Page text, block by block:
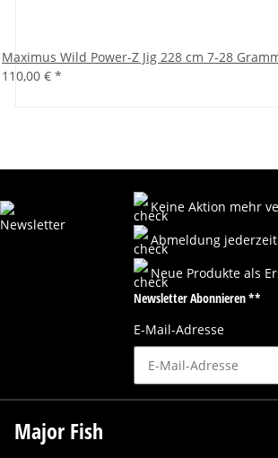
Maximus Wild Power-Z Jig 228 cm 7-28
110,00 € *
Keine Aktion mehr
Abmeldung
Neue Produkte als
Newsletter Abonnieren **
E-Mail-Adresse
Major Fish